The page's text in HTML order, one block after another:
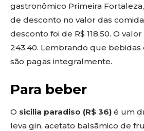
gastronômico Primeira
de desconto no valor das
desconto foi de R$ 118,50. O
243,40. Lembrando que bebidas
são pagas integralmente.
Para beber
O sicilia paradiso (R$ 36) é um
leva gin, acetato balsâmico de